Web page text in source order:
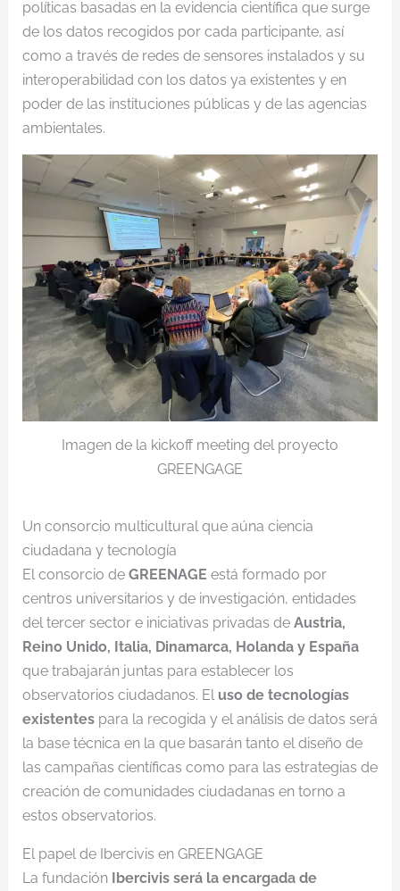
políticas basadas en la evidencia científica que surge
de los datos recogidos por cada participante, así
como a través de redes de sensores instalados y su
interoperabilidad con los datos ya existentes y en
poder de las instituciones públicas y de las agencias
ambientales.
Imagen de la kickoff meeting del proyecto
GREENGAGE
Un consorcio multicultural que aúna ciencia
ciudadana y tecnología
El consorcio de GREENAGE está formado por
centros universitarios y de investigación, entidades
del tercer sector e iniciativas privadas de Austria,
Reino Unido, Italia, Dinamarca, Holanda y España
que trabajarán juntas para establecer los
observatorios ciudadanos. El uso de tecnologías
existentespara la recogida y el análisis de datos será
la base técnica en la que basarán tanto el diseño de
las campañas científicas como para las estrategias de
creación de comunidades ciudadanas en torno a
estos observatorios.
El papel de Ibercivis en GREENGAGE
La fundación
Ibercivis será la encargada de